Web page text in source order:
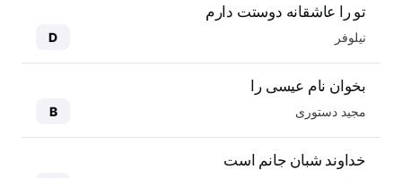
تو را عاشقانه دوستت دارم
نیلوفر D
بخوان نام عیسی را
مجید دستوری B
خداوند شبان جانم است